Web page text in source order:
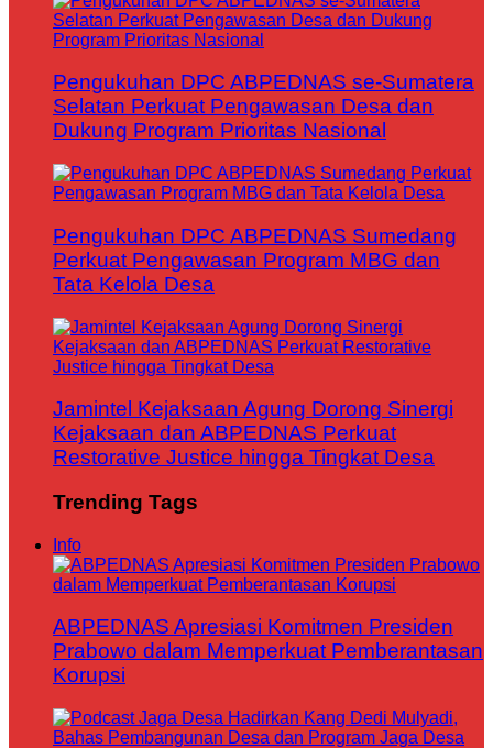
Pengukuhan DPC ABPEDNAS se-Sumatera
Selatan Perkuat Pengawasan Desa dan
Dukung Program Prioritas Nasional
Pengukuhan DPC ABPEDNAS Sumedang
Perkuat Pengawasan Program MBG dan
Tata Kelola Desa
Jamintel Kejaksaan Agung Dorong Sinergi
Kejaksaan dan ABPEDNAS Perkuat
Restorative Justice hingga Tingkat Desa
Trending Tags
Info
ABPEDNAS Apresiasi Komitmen Presiden
Prabowo dalam Memperkuat Pemberantasan
Korupsi